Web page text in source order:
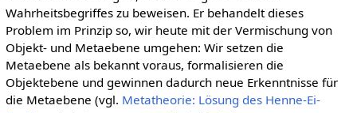
Wahrheitsbegriffes zu beweisen. Er behandelt dieses
Problem im Prinzip so, wir heute mit der Vermischung von
Objekt- und Metaebene umgehen: Wir setzen die
Metaebene als bekannt voraus, formalisieren die
Objektebene und gewinnen dadurch neue Erkenntnisse für
die Metaebene (vgl. Metatheorie: Lösung des Henne-Ei-